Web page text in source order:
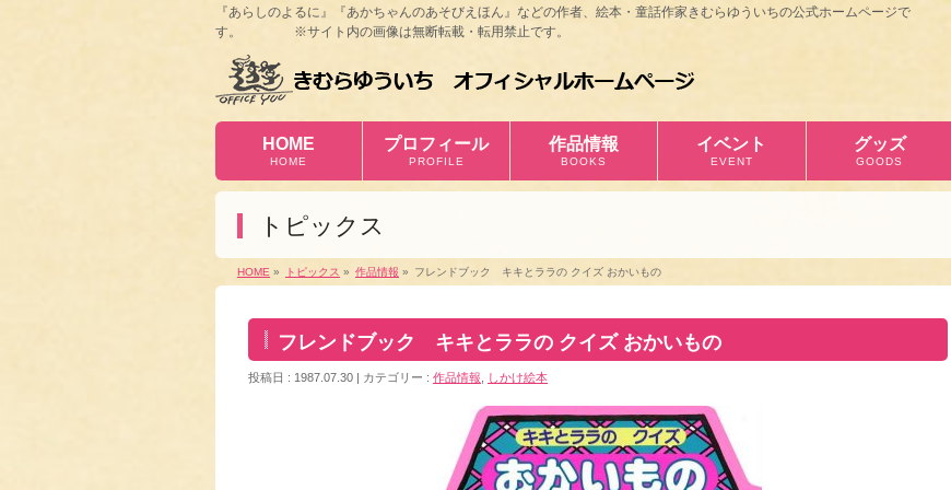
『あらしのよるに』『あかちゃんのあそびえほん』などの作者、絵本・童話作家きむらゆういちの公式ホームページで
す。 ※サイト内の画像は無断転載・転用禁止です。
HOME
HOME
プロフィール
PROFILE
作品情報
BOOKS
イベント
EVENT
グッズ
GOODS
トピックス
HOME » トピックス » 作品情報 » フレンドブック キキとララの クイズ おかいもの
フレンドブック キキとララの クイズ おかいもの
投稿日 : 1987.07.30 カテゴリー : 作品情報 しかけ絵本